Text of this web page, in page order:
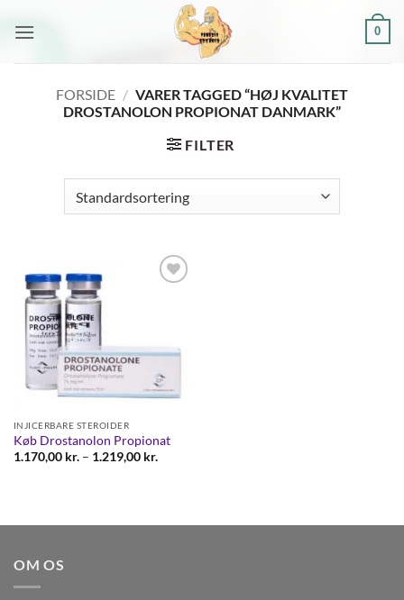
0
FORSIDE / VARER TAGGED “HØJ KVALITET
DROSTANOLON PROPIONAT DANMARK”
FILTER
INJICERBARE STEROIDER
Køb Drostanolon Propionat
1.170,00 kr. – 1.219,00 kr.Prisinterval:
OM OS